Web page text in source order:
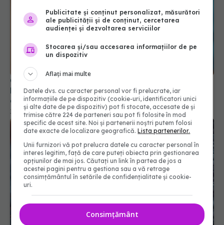
Gordon Ramsay, operat de cancer de piele.
Mesajul pentru fani: Nu uitaţi să vă daţi cu cremă
de protecţie solară
31 aug 2025, 12:08
Publicitate și conținut personalizat, măsurători
ale publicității și de conținut, cercetarea
audienței și dezvoltarea serviciilor
Stocarea și/sau accesarea informațiilor de pe
un dispozitiv
Aflați mai multe
Datele dvs. cu caracter personal vor fi prelucrate, iar
informațiile de pe dispozitiv (cookie-uri, identificatori unici
și alte date de pe dispozitiv) pot fi stocate, accesate de și
trimise către 224 de parteneri sau pot fi folosite în mod
specific de acest site. Noi și partenerii noștri putem folosi
date exacte de localizare geografică.Lista partenerilor.
Unii furnizori vă pot prelucra datele cu caracter personal în
interes legitim, față de care puteți obiecta prin gestionarea
opțiunilor de mai jos. Căutați un link în partea de jos a
acestei pagini pentru a gestiona sau a vă retrage
consimțământul în setările de confidențialitate și cookie-
uri.
Consimțământ